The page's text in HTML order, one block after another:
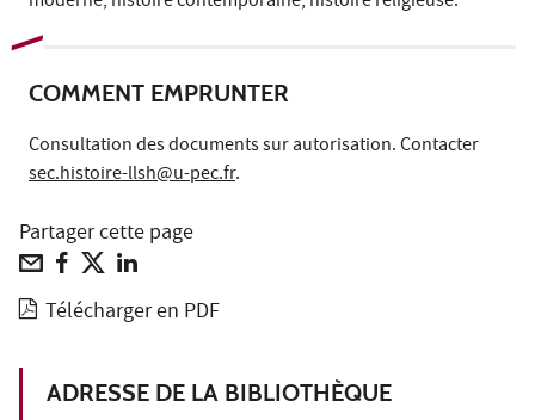
COMMENT EMPRUNTER
Consultation des documents sur autorisation. Contacter
sec.histoire-llsh@u-pec.fr.
Partager cette page
Télécharger en PDF
ADRESSE DE LA BIBLIOTHÈQUE